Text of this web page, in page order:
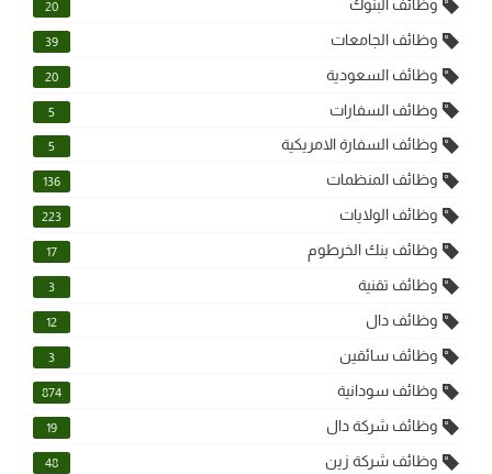
وظائف البنوك 20
وظائف الجامعات 39
وظائف السعودية 20
وظائف السفارات 5
وظائف السفارة الامريكية 5
وظائف المنظمات 136
وظائف الولايات 223
وظائف بنك الخرطوم 17
وظائف تقنية 3
وظائف دال 12
وظائف سائقين 3
وظائف سودانية 874
وظائف شركة دال 19
وظائف شركة زين 48